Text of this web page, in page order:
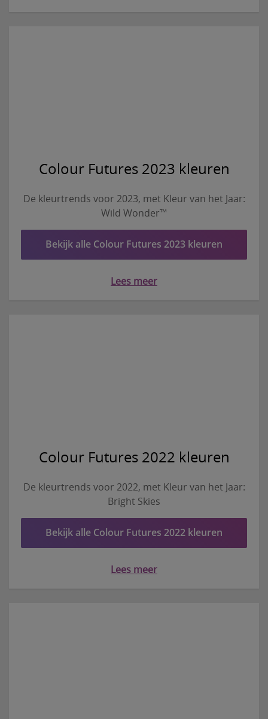
Colour Futures 2023 kleuren
De kleurtrends voor 2023, met Kleur van het Jaar:
Wild Wonder™
Bekijk alle Colour Futures 2023 kleuren
Lees meer
Colour Futures 2022 kleuren
De kleurtrends voor 2022, met Kleur van het Jaar:
Bright Skies
Bekijk alle Colour Futures 2022 kleuren
Lees meer